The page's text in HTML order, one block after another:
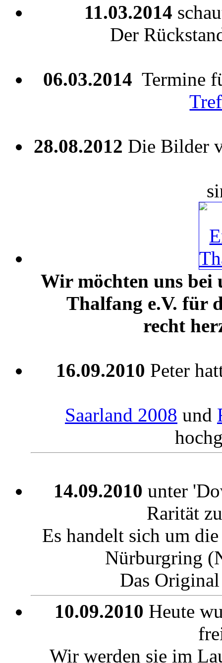
11.03.2014
Der
06.03.2014 Termine
28.08.2012 Die Bilder
Wir möchten uns bei
Thalfang e.V. für
recht
16.09.2010 Peter
Saarland 2008 und
14.09.2010 unter
Rarität
Es handelt sich um
Nürburgring
Das
10.09.2010 Heute
Wir werden sie im